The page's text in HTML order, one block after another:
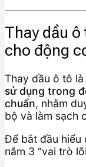
Thay dầu
cho động
Thay dầu ô tô là
sử dụng trong
chuẩn, nhằm
bộ và làm sạch
Để bắt đầu hiểu
nắm 3 “vai trò